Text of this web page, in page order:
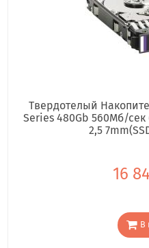
Твердотелый
Series 480Gb 560Мб/сек
2,5
16
В